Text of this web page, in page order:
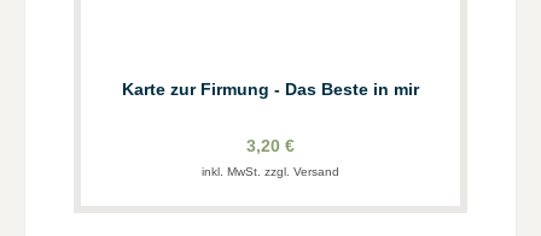
Karte zur Firmung - Das Beste in mir
3,20 €
inkl. MwSt. zzgl. Versand